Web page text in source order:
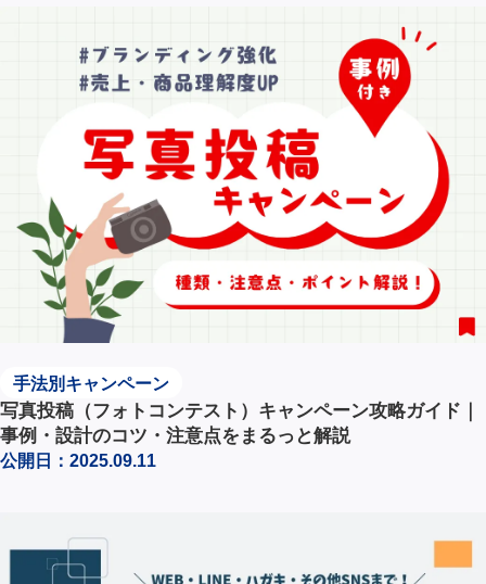
手法別キャンペーン
写真投稿（フォトコンテスト）キャンペーン攻略ガイド｜
事例・設計のコツ・注意点をまるっと解説
公開日：2025.09.11